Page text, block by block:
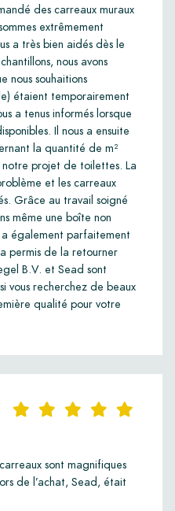
des carreaux muraux
extrêmement
a très bien aidés dès le
nous avons
nous souhaitions
étaient temporairement
a tenus informés lorsque
Il nous a ensuite
la quantité de m²
notre projet de toilettes. La
et les carreaux
Grâce au travail soigné
même une boîte non
également parfaitement
permis de la retourner
B.V. et Sead sont
vous recherchez de beaux
qualité pour votre
sont magnifiques
de l’achat, Sead, était